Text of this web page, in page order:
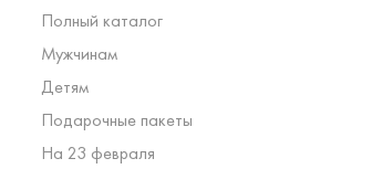
Полный каталог
Мужчинам
Детям
Подарочные пакеты
На 23 февраля